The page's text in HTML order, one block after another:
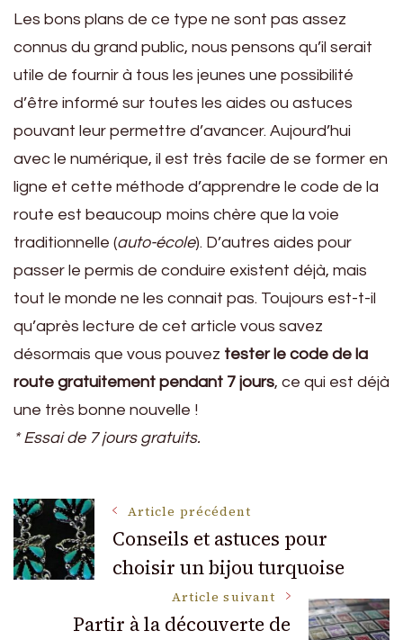
Les bons plans de ce type ne sont pas assez
connus du grand public, nous pensons qu’il serait
utile de fournir à tous les jeunes une possibilité
d’être informé sur toutes les aides ou astuces
pouvant leur permettre d’avancer. Aujourd’hui
avec le numérique, il est très facile de se former en
ligne et cette méthode d’apprendre le code de la
route est beaucoup moins chère que la voie
traditionnelle (auto-école). D’autres aides pour
passer le permis de conduire existent déjà, mais
tout le monde ne les connait pas. Toujours est-t-il
qu’après lecture de cet article vous savez
désormais que vous pouvez tester le code de la
route gratuitement pendant 7 jours, ce qui est déjà
une très bonne nouvelle !
* Essai de 7 jours gratuits.
Navigation
des
Article précédent
Conseils et astuces pour
choisir un bijou turquoise
Article suivant
Partir à la découverte de